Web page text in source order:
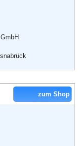
73669358
zum Shop